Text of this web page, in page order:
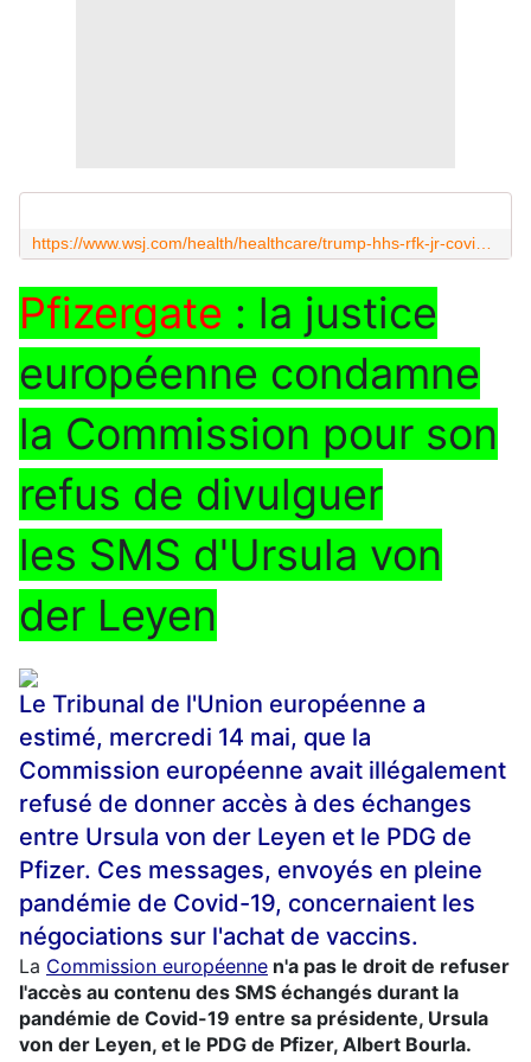
Pfizergate : la justice
européenne condamne
la Commission pour son
refus de divulguer
les SMS d'Ursula von
der Leyen
Le Tribunal de l'Union européenne a
estimé, mercredi 14 mai, que la
Commission européenne avait illégalement
refusé de donner accès à des échanges
entre Ursula von der Leyen et le PDG de
Pfizer. Ces messages, envoyés en pleine
pandémie de Covid-19, concernaient les
négociations sur l'achat de vaccins.
La Commission européenne n'a pas le droit de refuser
l'accès au contenu des SMS échangés durant la
pandémie de Covid-19 entre sa présidente, Ursula
von der Leyen, et le PDG de Pfizer, Albert Bourla.